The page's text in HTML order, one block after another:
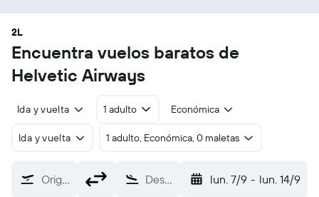
2L
Encuentra vuelos baratos de
Helvetic Airways
Ida y vuelta 1 adulto Económica
Ida y vuelta 1 adulto, Económica, 0 maletas
Origen Destino lun. 7/9 - lun. 14/9